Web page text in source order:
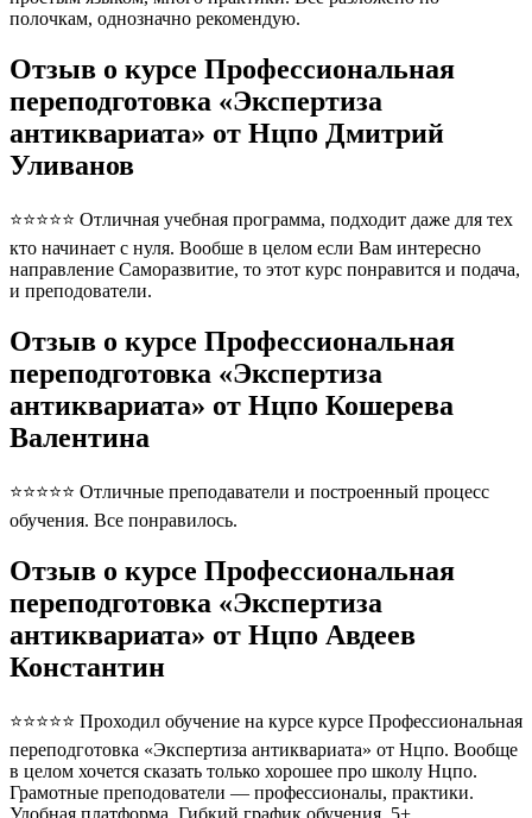
полочкам, однозначно рекомендую.
Отзыв о курсе Профессиональная
переподготовка «Экспертиза
антиквариата» от Нцпо Дмитрий
Уливанов
⭐⭐⭐⭐⭐ Отличная учебная программа, подходит даже для тех
кто начинает с нуля. Вообше в целом если Вам интересно
направление Саморазвитие, то этот курс понравится и подача,
и преподователи.
Отзыв о курсе Профессиональная
переподготовка «Экспертиза
антиквариата» от Нцпо Кошерева
Валентина
⭐⭐⭐⭐⭐ Отличные преподаватели и построенный процесс
обучения. Все понравилось.
Отзыв о курсе Профессиональная
переподготовка «Экспертиза
антиквариата» от Нцпо Авдеев
Константин
⭐⭐⭐⭐⭐ Проходил обучение на курсе курсе Профессиональная
переподготовка «Экспертиза антиквариата» от Нцпо. Вообще
в целом хочется сказать только хорошее про школу Нцпо.
Грамотные преподователи — профессионалы, практики.
Удобная платформа. Гибкий график обучения. 5+